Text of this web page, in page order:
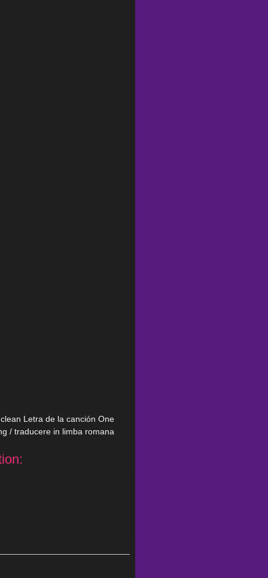
Letra de la canción One
/ traducere in limba romana